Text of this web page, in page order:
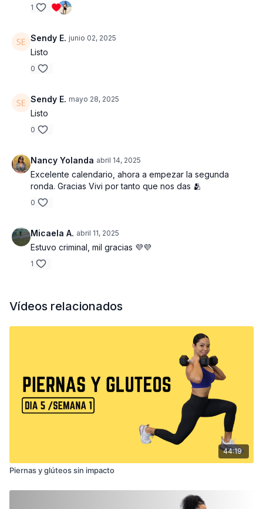
EQUIPOS Y PESO UTILIZADO
- Tobilleras : 2 x 10 lbs
- Disco para elevacion ( opcional )
- Banda elastica
puedes escoger varios pesos y en dependencia
del ejercicio puedes cargar mas como el puente
de caderas y sentadillas. Trata de tener todas tus
pesas cerca por si necesitas hacer ajustes. No te
1
Sendy E. junio 02, 2025
Listo
0
Sendy E. mayo 28, 2025
Listo
0
Nancy Yolanda abril 14, 2025
Excelente calendario, ahora a empezar la segunda
ronda. Gracias Vivi por tanto que nos das 🫂
0
Micaela A. abril 11, 2025
Estuvo criminal, mil gracias 💜💜
1
Vídeos relacionados
44:19
Piernas y glúteos sin impacto